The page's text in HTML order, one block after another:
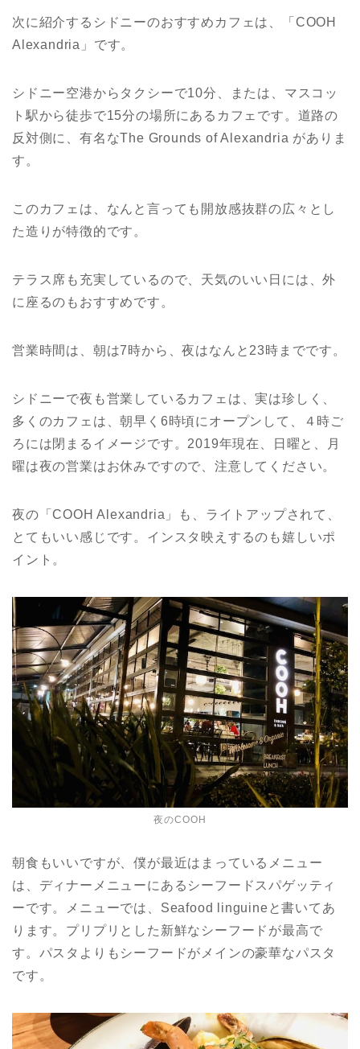
次に紹介するシドニーのおすすめカフェは、「COOH
Alexandria」です。
シドニー空港からタクシーで10分、または、マスコッ
ト駅から徒歩で15分の場所にあるカフェです。道路の
反対側に、有名なThe Grounds of Alexandria がありま
す。
このカフェは、なんと言っても開放感抜群の広々とし
た造りが特徴的です。
テラス席も充実しているので、天気のいい日には、外
に座るのもおすすめです。
営業時間は、朝は7時から、夜はなんと23時までです。
シドニーで夜も営業しているカフェは、実は珍しく、
多くのカフェは、朝早く6時頃にオープンして、４時ご
ろには閉まるイメージです。2019年現在、日曜と、月
曜は夜の営業はお休みですので、注意してください。
夜の「COOH Alexandria」も、ライトアップされて、
とてもいい感じです。インスタ映えするのも嬉しいポ
イント。
夜のCOOH
朝食もいいですが、僕が最近はまっているメニュー
は、ディナーメニューにあるシーフードスパゲッティ
ーです。メニューでは、Seafood linguineと書いてあ
ります。プリプリとした新鮮なシーフードが最高で
す。パスタよりもシーフードがメインの豪華なパスタ
です。